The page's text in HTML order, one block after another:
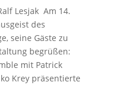
Lesjak Am 14.
des
seine Gäste zu
begrüßen:
mit Patrick
Krey präsentierte